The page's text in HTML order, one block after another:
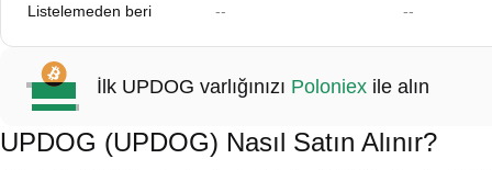
Listelemeden beri -- --
İlk UPDOG varlığınızı Poloniex ile alın
UPDOG (UPDOG) Nasıl Satın Alınır?